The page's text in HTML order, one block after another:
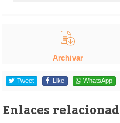
Archivar
Tweet Like WhatsApp
Enlaces